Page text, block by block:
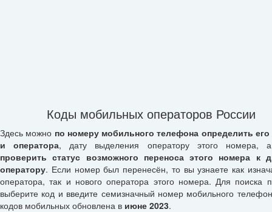
Коды мобильных операторов России
Здесь можно по номеру мобильного телефона определить его
и оператора, дату выделения оператору этого номера,
проверить статус возможного переноса этого номера к
оператору. Если номер был перенесён, то вы узнаете как
оператора, так и нового оператора этого номера. Для поиска
выберите код и введите семизначный номер мобильного
кодов мобильных обновлена в июне 2023.